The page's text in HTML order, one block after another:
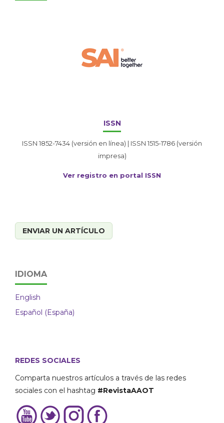
ISSN
ISSN 1852-7434 (versión en línea) | ISSN 1515-1786 (versión
impresa)
Ver registro en portal ISSN
ENVIAR UN ARTÍCULO
IDIOMA
English
Español (España)
REDES SOCIALES
Comparta nuestros artículos a través de las redes
sociales con el hashtag #RevistaAAOT